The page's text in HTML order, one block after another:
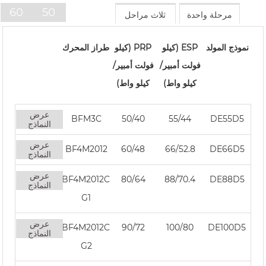
50
هرتز
60
هرتز
مرحلة واحدة ثلاث مراحل
نموذج المولد
ESP (كيلو
فولت أمبير/
كيلو واط)
PRP (كيلو
فولت أمبير/
كيلو واط)
طراز المحرك
DE55D5
55/44
50/40
BFM3C
عرض
النماذج
DE66D5
66/52.8
60/48
BF4M2012
عرض
النماذج
DE88D5
88/70.4
80/64
BF4M2012C
G1
عرض
النماذج
DE100D5
100/80
90/72
BF4M2012C
G2
عرض
النماذج
سلسلة V 350-800 كيلو فولت
أمبير
سلسلة D 165-935 كيلو فولت
أمبير